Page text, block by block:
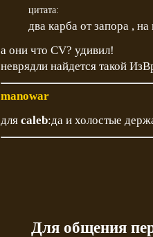
цитата:
два карба от запора ,
а они что CV? удивил!
неврядли найдется такой
manowar
для caleb:да и холостые
Для общения